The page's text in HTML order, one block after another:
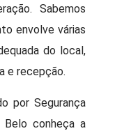
Sabemos
envolve várias
do local,
e recepção.
por Segurança
Belo conheça a